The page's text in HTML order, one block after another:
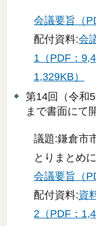
会議要旨（
配付資料:会
1（PDF：
1,329KB）
第14回（令和
まで書面にて
議題:鎌倉市
とりまとめ
会議要旨（
配付資料:資
2（PDF：